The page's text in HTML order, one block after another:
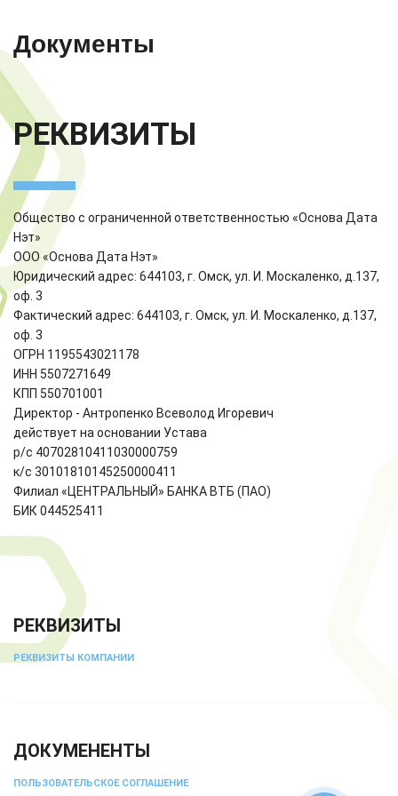
Документы
РЕКВИЗИТЫ
Общество с ограниченной ответственностью «Основа Дата
Нэт»
ООО «Основа Дата Нэт»
Юридический адрес: 644103, г. Омск, ул. И. Москаленко, д.137,
оф. 3
Фактический адрес: 644103, г. Омск, ул. И. Москаленко, д.137,
оф. 3
ОГРН 1195543021178
ИНН 5507271649
КПП 550701001
Директор - Антропенко Всеволод Игоревич
действует на основании Устава
р/с 40702810411030000759
к/с 30101810145250000411
Филиал «ЦЕНТРАЛЬНЫЙ» БАНКА ВТБ (ПАО)
БИК 044525411
РЕКВИЗИТЫ
РЕКВИЗИТЫ КОМПАНИИ
ДОКУМЕНЕНТЫ
ПОЛЬЗОВАТЕЛЬСКОЕ СОГЛАШЕНИЕ